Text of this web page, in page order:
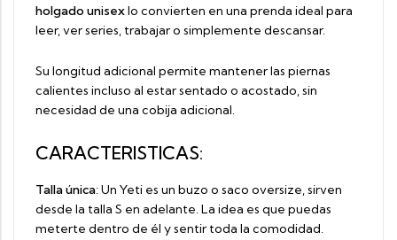
holgado unisexlo convierten en una prenda ideal para
leer, ver series, trabajar o simplemente descansar.
Su longitud adicional permite mantener las piernas
calientes incluso al estar sentado o acostado, sin
necesidad de una cobija adicional.
CARACTERISTICAS:
Talla única: Un Yeti es un buzo o saco oversize, sirven
desde la talla S en adelante. La idea es que puedas
meterte dentro de él y sentir toda la comodidad.